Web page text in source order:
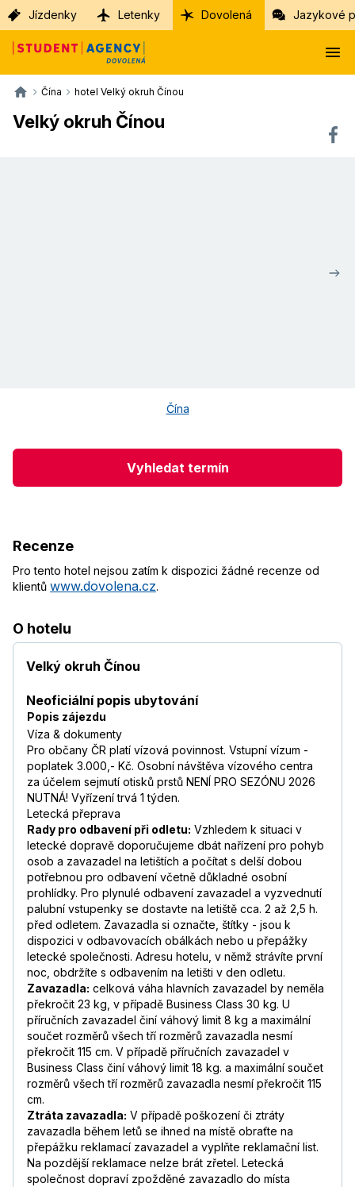
Jízdenky Letenky Dovolená Jazykové
Čína hotel Velký okruh Čínou
Velký okruh Čínou
Čína
Vyhledat termín
Recenze
Pro tento hotel nejsou zatím k dispozici žádné recenze od
klientů www.dovolena.cz.
O hotelu
Velký okruh Čínou
Neoficiální popis ubytování
Popis zájezdu
Víza & dokumenty
Pro občany ČR platí vízová povinnost. Vstupní vízum -
poplatek 3.000,- Kč. Osobní návštěva vízového centra
za účelem sejmutí otisků prstů NENÍ PRO SEZÓNU 2026
NUTNÁ! Vyřízení trvá 1 týden.
Letecká přeprava
Rady pro odbavení při odletu: Vzhledem k situaci v
letecké dopravě doporučujeme dbát nařízení pro pohyb
osob a zavazadel na letištích a počítat s delší dobou
potřebnou pro odbavení včetně důkladné osobní
prohlídky. Pro plynulé odbavení zavazadel a vyzvednutí
palubní vstupenky se dostavte na letiště cca. 2 až 2,5 h.
před odletem. Zavazadla si označte, štítky - jsou k
dispozici v odbavovacích obálkách nebo u přepážky
letecké společnosti. Adresu hotelu, v němž strávíte první
noc, obdržíte s odbavením na letišti v den odletu.
Zavazadla: celková váha hlavních zavazadel by neměla
překročit 23 kg, v případě Business Class 30 kg. U
příručních zavazadel činí váhový limit 8 kg a maximální
součet rozměrů všech tří rozměrů zavazadla nesmí
překročit 115 cm. V případě příručních zavazadel v
Business Class činí váhový limit 18 kg. a maximální součet
rozměrů všech tří rozměrů zavazadla nesmí překročit 115
cm.
Ztráta zavazadla: V případě poškození či ztráty
zavazadla během letů se ihned na místě obraťte na
přepážku reklamací zavazadel a vyplňte reklamační list.
Na pozdější reklamace nelze brát zřetel. Letecká
společnost dopraví zpožděné zavazadlo do místa